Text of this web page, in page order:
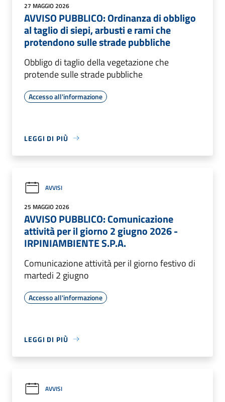
27 MAGGIO 2026
AVVISO PUBBLICO: Ordinanza di obbligo
al taglio di siepi, arbusti e rami che
protendono sulle strade pubbliche
Obbligo di taglio della vegetazione che
protende sulle strade pubbliche
Accesso all'informazione
LEGGI DI PIÙ
AVVISI
25 MAGGIO 2026
AVVISO PUBBLICO: Comunicazione
attività per il giorno 2 giugno 2026 -
IRPINIAMBIENTE S.P.A.
Comunicazione attività per il giorno festivo di
martedi 2 giugno
Accesso all'informazione
LEGGI DI PIÙ
AVVISI